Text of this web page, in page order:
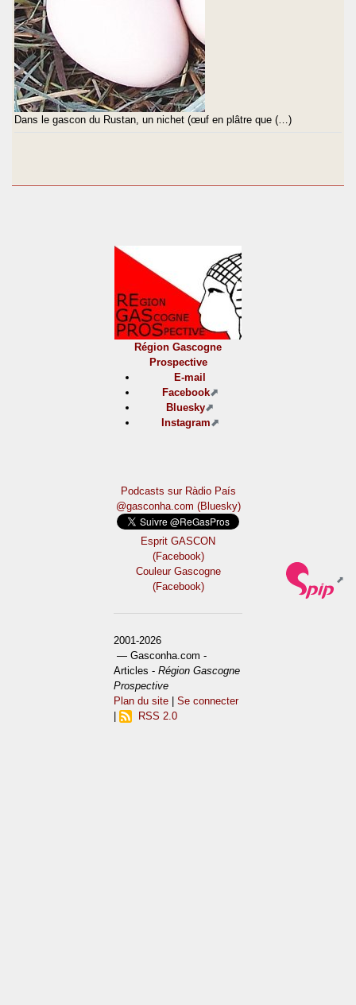
Dans le gascon du Rustan, un nichet (œuf en plâtre que (…)
Région Gascogne
Prospective
E-mail
Facebook
Bluesky
Instagram
Podcasts sur Ràdio País
@gasconha.com (Bluesky)
Esprit GASCON
(Facebook)
Couleur Gascogne
(Facebook)
2001-2026
— Gasconha.com -
Articles -Région Gascogne
Prospective
Plan du site |Se connecter
RSS 2.0